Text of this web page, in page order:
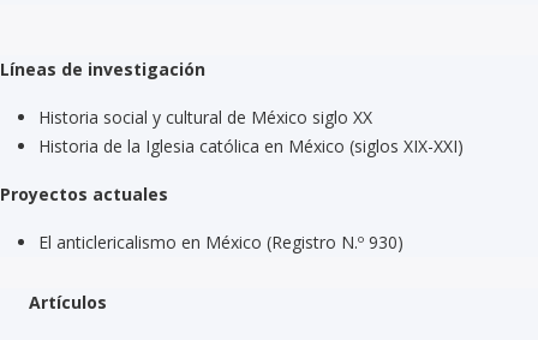
Líneas de investigación
Historia social y cultural de México siglo XX
Historia de la Iglesia católica en México (siglos XIX-XXI)
Proyectos actuales
El anticlericalismo en México (Registro N.º 930)
Artículos